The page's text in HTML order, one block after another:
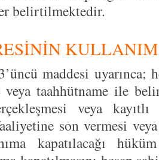
belirtilmektedir.
maddesi uyarınca;
taahhütname ile
veya
faaliyetine son vermesi
kapatılacağı